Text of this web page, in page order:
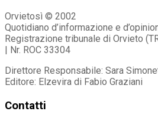
Orvietosì © 2002
Quotidiano d’informazione e
Registrazione tribunale di Orvieto
| Nr. ROC 33304
Direttore Responsabile: Sara
Editore: Elzevira di Fabio Graziani
Contatti